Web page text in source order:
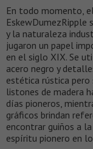
En todo momento,
EskewDumezRipple
y la naturaleza
jugaron un papel
en el siglo XIX. Se
acero negro y
estética rústica
listones de madera
días pioneros,
gráficos brindan
encontrar guiños a
espíritu pionero en